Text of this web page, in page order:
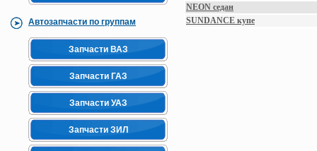
Автозапчасти по группам
Запчасти ВАЗ
Запчасти ГАЗ
Запчасти УАЗ
Запчасти ЗИЛ
NEON седан
SUNDANCE купе